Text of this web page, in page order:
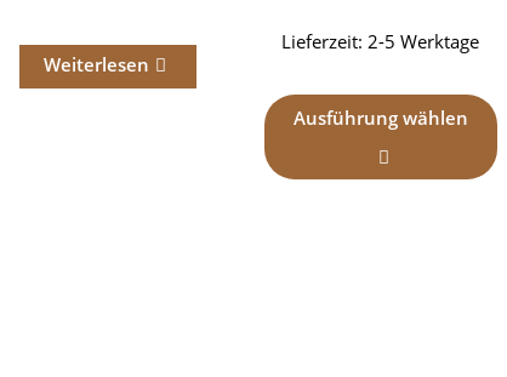
Weiterlesen
Lieferzeit:2-5 Werktage
Ausführung wählen